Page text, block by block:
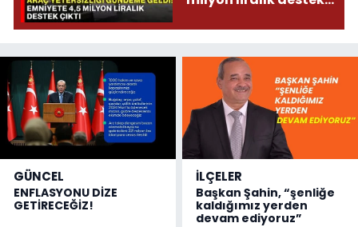
GÜNCEL
ENFLASYONU DİZE
GETİRECEĞİZ!
İLÇELER
Başkan Şahin, “şenliğe
kaldığımız yerden
devam ediyoruz”